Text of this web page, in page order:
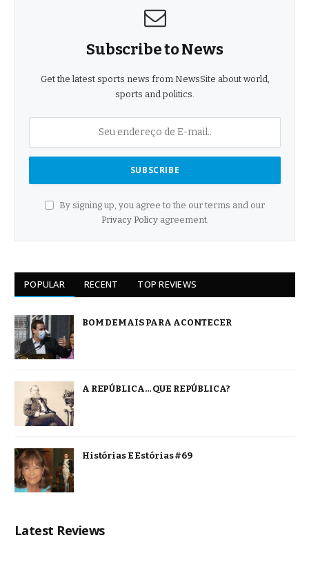
Subscribe to News
Get the latest sports news from NewsSite about world,
sports and politics.
By signing up, you agree to the our terms and our
Privacy Policyagreement.
POPULAR RECENT TOP REVIEWS
BOM DEMAIS PARA ACONTECER
A REPÚBLICA… QUE REPÚBLICA?
Histórias E Estórias #69
Latest Reviews